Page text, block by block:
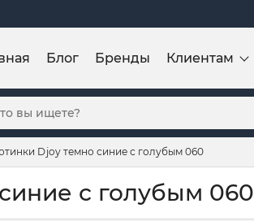
Блог Бренды Клиентам
Djoy темно синие с голубым 060
с голубым 060